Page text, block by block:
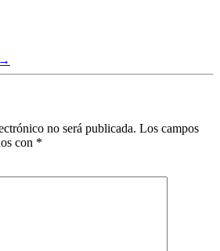
no será publicada. Los campos
con *